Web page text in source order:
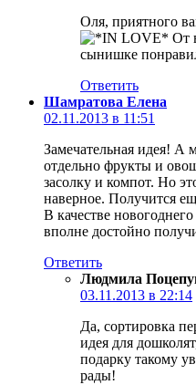
Оля, приятного
От
сынишке
Ответить
Шамратова Елена
02.11.2013 в 11:51
Замечательная идея! А
отдельно фрукты и
засолку и компот. Но
наверное. Получится
В качестве
вполне достойно
Ответить
Людмила
03.11.2013 в 22:14
Да, сортировка
идея для
подарку такому
рады!